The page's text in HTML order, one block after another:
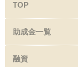
TOP
助成金一覧
融資